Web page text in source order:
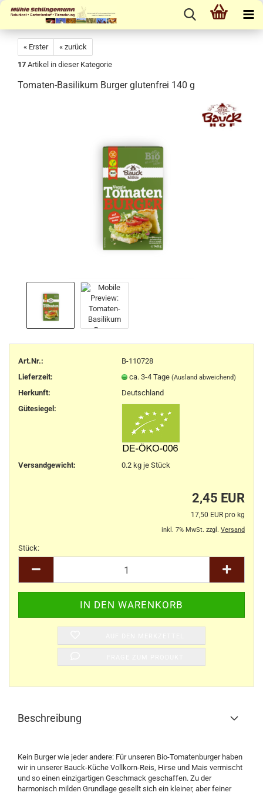
« Erster
« zurück
17 Artikel in dieser Kategorie
Tomaten-Basilikum Burger glutenfrei 140 g
Art.Nr.:
B-110728
Lieferzeit:
ca. 3-4 Tage (Ausland abweichend)
Herkunft:
Deutschland
Gütesiegel:
Versandgewicht: 0.2kg je Stück
2,45 EUR
17,50 EUR pro kg
inkl. 7% MwSt. zzgl. Versand
Stück:
Beschreibung
Kein Burger wie jeder andere: Für unseren Bio-Tomatenburger haben
wir in unserer Bauck-Küche Vollkorn-Reis, Hirse und Mais vermischt
und so einen einzigartigen Geschmack geschaffen. Zu der
harmonisch milden Grundlage gesellt sich ein kleiner, aber feiner